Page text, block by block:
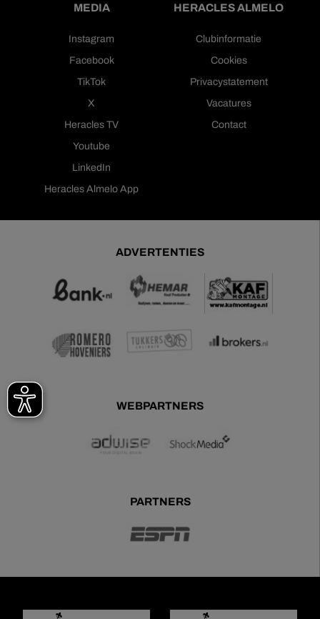
MEDIA
Instagram
Facebook
TikTok
X
Heracles TV
Youtube
LinkedIn
Heracles Almelo App
HERACLES ALMELO
Clubinformatie
Cookies
Privacystatement
Vacatures
Contact
ADVERTENTIES
WEBPARTNERS
PARTNERS